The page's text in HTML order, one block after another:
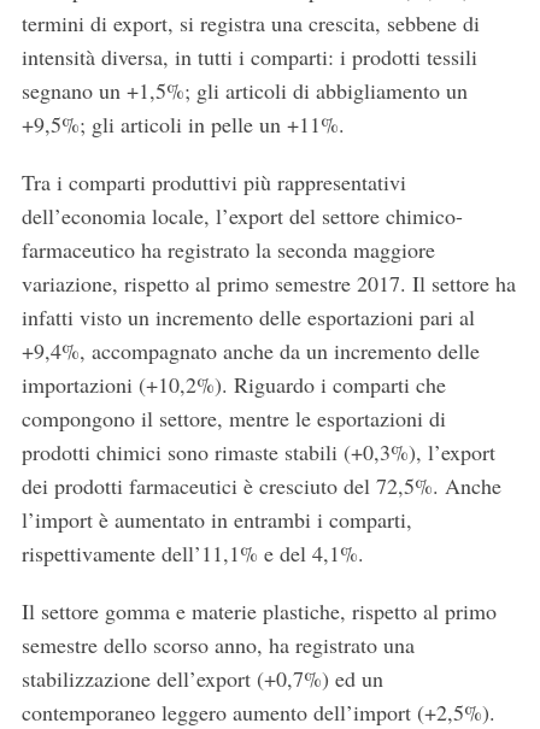
termini di export, si registra una crescita, sebbene di
intensità diversa, in tutti i comparti: i prodotti tessili
segnano un +1,5%; gli articoli di abbigliamento un
+9,5%; gli articoli in pelle un +11%.
Tra i comparti produttivi più rappresentativi
dell’economia locale, l’export del settore chimico-
farmaceutico ha registrato la seconda maggiore
variazione, rispetto al primo semestre 2017. Il settore ha
infatti visto un incremento delle esportazioni pari al
+9,4%, accompagnato anche da un incremento delle
importazioni (+10,2%). Riguardo i comparti che
compongono il settore, mentre le esportazioni di
prodotti chimici sono rimaste stabili (+0,3%), l’export
dei prodotti farmaceutici è cresciuto del 72,5%. Anche
l’import è aumentato in entrambi i comparti,
rispettivamente dell’11,1% e del 4,1%.
Il settore gomma e materie plastiche, rispetto al primo
semestre dello scorso anno, ha registrato una
stabilizzazione dell’export (+0,7%) ed un
contemporaneo leggero aumento dell’import (+2,5%).